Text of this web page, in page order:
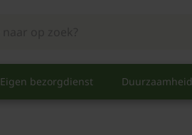
Eigen bezorgdienst Duurzaamheid